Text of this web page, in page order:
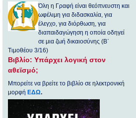
Όλη η Γραφή είναι θεόπνευστη και
ωφέλιμη για διδασκαλία, για
έλεγχο, για διόρθωση, για
διαπαιδαγώγηση η οποία οδηγεί
σε μια ζωή δικαιοσύνης (Β΄
Τιμοθέου 3/16)
Βιβλίο: Υπάρχει λογική στον
αθεϊσμό;
Μπορείτε να βρείτε το βιβλίο σε ηλεκτρονική
μορφή ΕΔΩ.